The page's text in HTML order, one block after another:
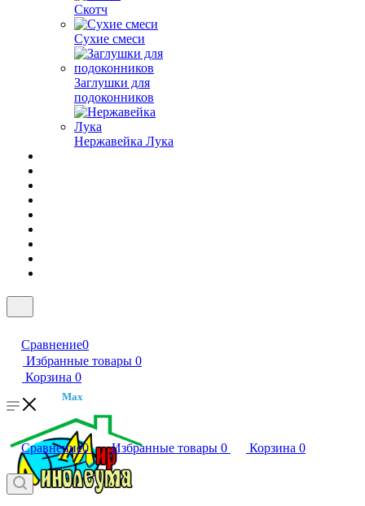
Скотч
Сухие смеси
Заглушки для
подоконников
Нержавейка Лука
Сравнение0
Избранные товары 0
Корзина 0
Max
Сравнение0 Избранные товары 0 Корзина 0